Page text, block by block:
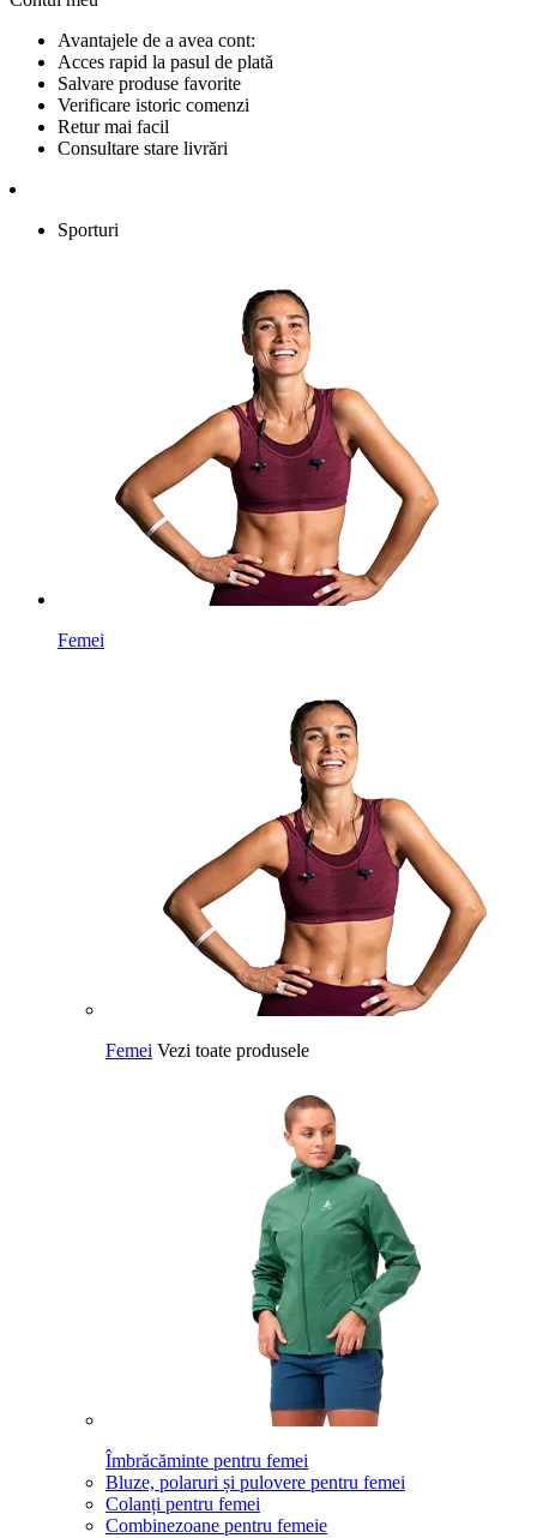
Avantajele de a avea cont:
Acces rapid la pasul de plată
Salvare produse favorite
Verificare istoric comenzi
Retur mai facil
Consultare stare livrări
Sporturi
Femei
Femei Vezi toate produsele
Îmbrăcăminte pentru femei
Bluze, polaruri și pulovere pentru femei
Colanți pentru femei
Combinezoane pentru femeie